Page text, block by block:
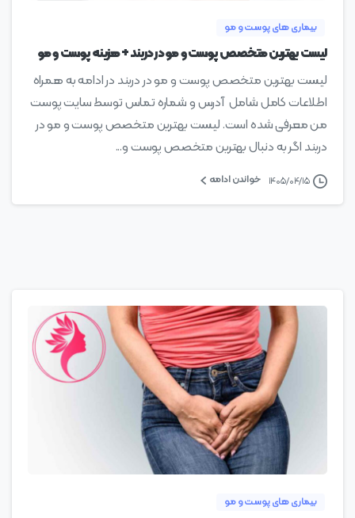
بیماری های پوست و مو
لیست بهترین متخصص پوست و مو در دربند + هزینه پوست و مو
لیست بهترین متخصص پوست و مو در دربند در ادامه به همراه
اطلاعات کامل شامل آدرس و شماره تماس توسط سایت پوست
من معرفی شده است. لیست بهترین متخصص پوست و مو در
دربند اگر به دنبال بهترین متخصص پوست و...
۱۴۰۵/۰۴/۱۵ خواندن ادامه
بیماری های پوست و مو